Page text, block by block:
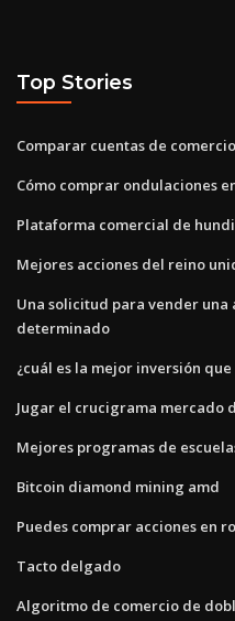
Top Stories
Comparar cuentas de
Cómo comprar ondulaciones
Plataforma comercial de
Mejores acciones del reino
Una solicitud para vender
determinado
¿cuál es la mejor inversión que
Jugar el crucigrama mercado
Mejores programas de
Bitcoin diamond mining amd
Puedes comprar acciones en
Tacto delgado
Algoritmo de comercio de